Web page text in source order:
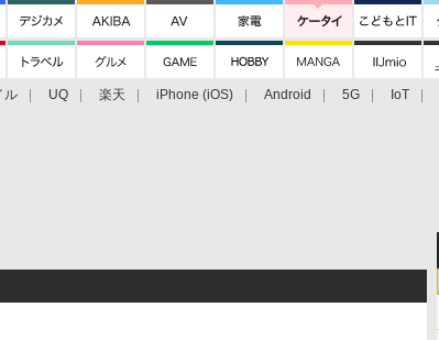
ル UQ 楽天 iPhone (iOS) Android 5G IoT